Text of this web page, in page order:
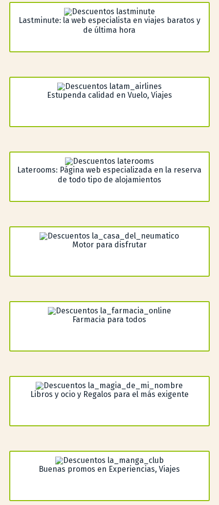
Lastminute: la web especialista en viajes baratos y
de última hora
Estupenda calidad en Vuelo, Viajes
Laterooms: Página web especializada en la reserva
de todo tipo de alojamientos
Motor para disfrutar
Farmacia para todos
Libros y ocio y Regalos para el más exigente
Buenas promos en Experiencias, Viajes